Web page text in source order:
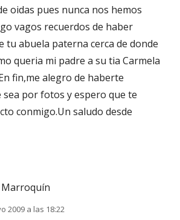
oidas pues nunca nos hemos
vagos recuerdos de haber
tu abuela paterna cerca de donde
queria mi padre a su tia Carmela
fin,me alegro de haberte
sea por fotos y espero que te
conmigo.Un saludo desde
2009 a las 18:22